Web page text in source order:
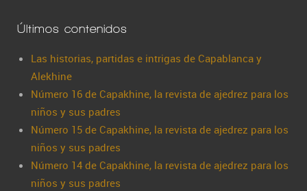
Últimos contenidos
Las historias, partidas e intrigas de Capablanca y
Alekhine
Número 16 de Capakhine, la revista de ajedrez para los
niños y sus padres
Número 15 de Capakhine, la revista de ajedrez para los
niños y sus padres
Número 14 de Capakhine, la revista de ajedrez para los
niños y sus padres